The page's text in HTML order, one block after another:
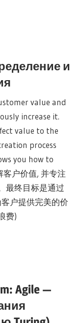
и
value and
increase it.
value to the
process
you how to
客户价值, 并专注
最终目标是通过
户提供完美的价
费)
Agile —